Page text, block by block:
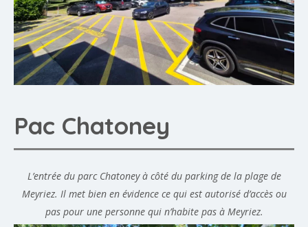
Pac Chatoney
L’entrée du parc Chatoney à côté du parking de la plage de
Meyriez. Il met bien en évidence ce qui est autorisé d’accès ou
pas pour une personne qui n’habite pas à Meyriez.